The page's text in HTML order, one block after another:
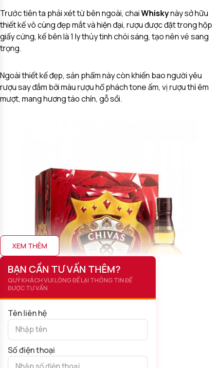
Trước tiên ta phải xét từ bên ngoài, chaiWhiskynày sở hữu
thiết kế vô cùng đẹp mắt và hiện đại, rượu được đặt trong hộp
giấy cứng, kế bên là 1 ly thủy tinh chói sáng, tạo nên vẻ sang
trọng.
Ngoài thiết kế đẹp, sản phẩm này còn khiến bao người yêu
rượu say đắm bởi màu rượu hổ phách tone ấm, vị rượu thì êm
mượt, mang hương táo chín, gỗ sồi.
XEM THÊM
BẠN CẦN TƯ VẤN THÊM?
QUÝ KHÁCH VUI LÒNG ĐỂ LẠI THÔNG TIN ĐỂ
ĐƯỢC TƯ VẤN
Tên liên hệ
Số điện thoại